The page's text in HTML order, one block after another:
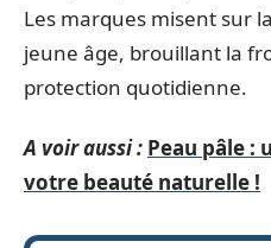
Les marques misent sur
jeune âge, brouillant la
protection quotidienne.
A voir aussi : Peau pâle :
votre beauté naturelle !